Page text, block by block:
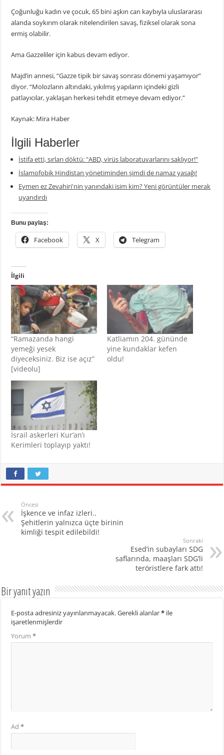
Çoğunluğu kadın ve çocuk, 65 bini aşkın can kaybıyla uluslararası
alanda soykırım olarak nitelendirilen savaş, fiziksel olarak sona
ermiş olabilir.
Ama Gazzeliler için kabus devam ediyor.
Majd’in annesi, “Gazze tipik bir savaş sonrası dönemi yaşamıyor”
diyor. “Molozların altındaki, yıkılmış yapıların içindeki gizli
patlayıcılar, yaklaşan herkesi tehdit etmeye devam ediyor.”
Kaynak: Mira Haber
İlgili Haberler
İstifa etti, sırları döktü: "ABD, virüs laboratuvarlarını saklıyor!"
İslamofobik Hindistan yönetiminden şimdi de namaz yasağı!
Eymen ez Zevahiri'nin yanındaki isim kim? Yeni görüntüler merak
uyandırdı
Bunu paylaş:
Facebook X Telegram
İlgili
“Ramazanda hangi
yemeği yesek
diyeceksiniz. Biz ise açız”
[videolu]
Katliamın 204. gününde
yine kundaklar kefen
oldu!
İsrail askerleri Kur’an’ı
Kerimleri toplayıp yaktı!
Öncesi
İşkence ve infaz izleri..
Şehitlerin yalnızca üçte birinin
kimliği tespit edilebildi!
Sonraki
Esed’in subayları SDG
saflarında, maaşları SDG’li
teröristlere fark attı!
Bir yanıt yazın
E-posta adresiniz yayınlanmayacak.Gerekli alanlar* ile
işaretlenmişlerdir
Yorum*
Ad*